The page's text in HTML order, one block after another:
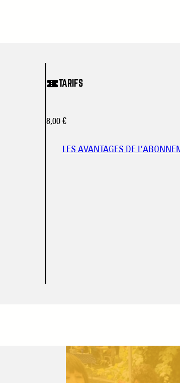
TARIFS
8,00 €
LES AVANTAGES DE